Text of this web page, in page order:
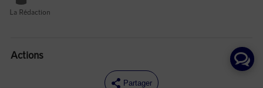
La Rédaction
Actions
Partager